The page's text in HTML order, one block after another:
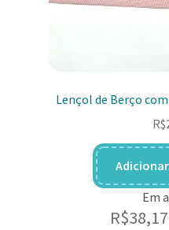
Lençol de Berço
R$
Em
R$38,17